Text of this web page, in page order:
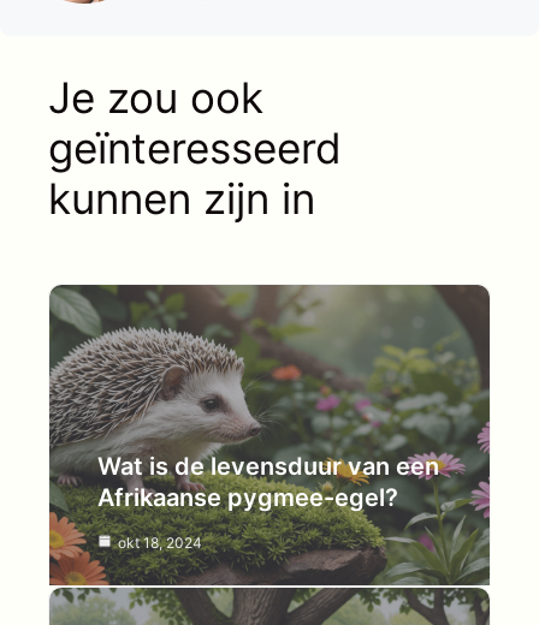
Je zou ook
geïnteresseerd
kunnen zijn in
Wat is de levensduur van een
Afrikaanse pygmee-egel?
okt 18, 2024